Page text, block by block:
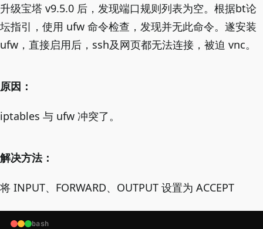
升级宝塔 v9.5.0 后，发现端口规则列表为空。根据bt论
坛指引，使用 ufw 命令检查，发现并无此命令。遂安装
ufw，直接启用后，ssh及网页都无法连接，被迫 vnc。
原因：
iptables 与 ufw 冲突了。
解决方法：
将 INPUT、FORWARD、OUTPUT 设置为 ACCEPT
bash